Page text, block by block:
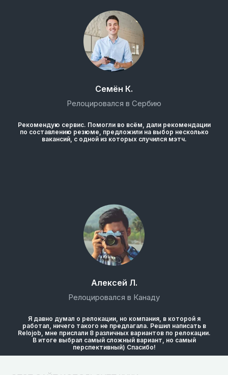
Семён К.
Релоцировался в Сербию
Рекомендую сервис. Помогли во всём, дали рекомендации
по составлению резюме, предложили на выбор несколько
вакансий, с одной из которых случился мэтч.
Алексей Л.
Релоцировался в Канаду
Я давно думал о релокации, но компания, в которой я
работал, ничего такого не предлагала. Решил написать в
Relojob, мне прислали 8 различных вариантов по релокации.
В итоге выбрал самый сложный вариант, но самый
перспективный) Спасибо!